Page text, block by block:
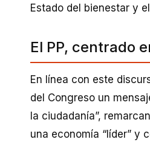
Estado del bienestar y
El PP, centrado
En línea con este
del Congreso un
la ciudadanía”,
una economía “líder” y